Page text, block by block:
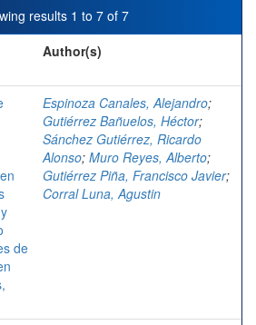
results 1 to 7 of 7
Author(s)
de
Espinoza Canales, Alejandro;
Gutiérrez Bañuelos, Héctor;
Sánchez Gutiérrez, Ricardo
Alonso; Muro Reyes, Alberto;
Gutiérrez Piña, Francisco Javier;
Corral Luna, Agustin